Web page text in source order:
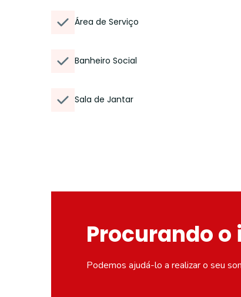
Área de Serviço
Banheiro Social
Sala de Jantar
Procurando
Podemos ajudá-lo a realizar o seu